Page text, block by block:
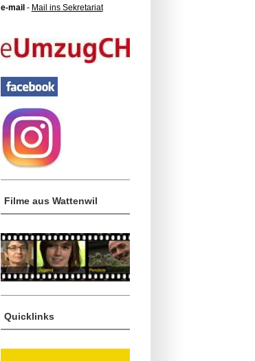
e-mail - Mail ins Sekretariat
Filme aus Wattenwil
Quicklinks